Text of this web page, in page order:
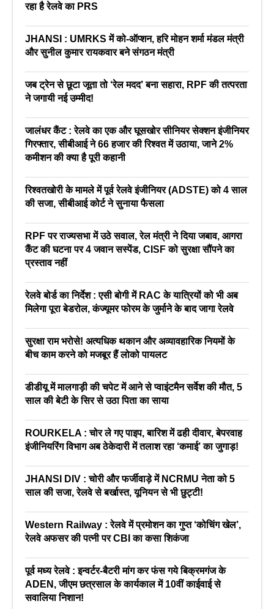
रहा है रेलवे का PRS
JHANSI : UMRKS में को-ऑप्शन, हरि मोहन शर्मा मंडल मंत्री
और सुनील कुमार रायकवार बने संगठन मंत्री
जब ट्रेन से छूटा जूता तो ‘रेल मदद’ बना सहारा, RPF की तत्परता
ने जगायी नई उम्मीद!
जालंधर कैंट : रेलवे का एक और घूसखोर सीनियर सेक्शन इंजीनियर
गिरफ्तार, सीबीआई ने 66 हजार की रिश्वत में उठाया, जाने 2%
कमीशन की क्या है पूरी कहानी
रिश्वतखोरी के मामले में पूर्व रेलवे इंजीनियर (ADSTE) को 4 साल
की सजा, सीबीआई कोर्ट ने सुनाया फैसला
RPF पर राज्यसभा में उठे सवाल, रेल मंत्री ने दिया जबाव, आगरा
कैंट की घटना पर 4 जवान सस्पेंड, CISF को सुरक्षा सौंपने का
प्रस्ताव नहीं
रेलवे बोर्ड का निर्देश : एसी बोगी में RAC के यात्रियों को भी अब
मिलेगा पूरा बेडरोल, कंज्यूमर फोरम के जुर्माने के बाद जागा रेलवे
सुरक्षा राम भरोसे! अत्यधिक थकान और अव्यावहारिक नियमों के
बीच काम करने को मजबूर हैं लोको पायलट
डीडीयू में मालगाड़ी की चपेट में आने से प्वाइंटमैन सर्वेश की मौत, 5
साल की बेटी के सिर से उठा पिता का साया
ROURKELA : चोर ले गए पाइप, बारिश में ढही दीवार, बेपरवाह
इंजीनियरिंग विभाग अब ठेकेदारी में तलाश रहा ‘कमाई’ का जुगाड़!
JHANSI DIV : चोरी और फर्जीवाड़े में NCRMU नेता को 5
साल की सजा, रेलवे से बर्खास्त, यूनियन से भी छुट्टी!
Western Railway : रेलवे में प्रमोशन का गुप्त ‘कोचिंग खेल’,
रेलवे अफसर की पत्नी पर CBI का कसा शिकंजा
पूर्व मध्य रेलवे : इन्वर्टर-बैटरी मांग कर फंस गये बिक्रमगंज के
ADEN, जीएम छत्रसाल के कार्यकाल में 10वीं काईवाई से
सवालिया निशान!